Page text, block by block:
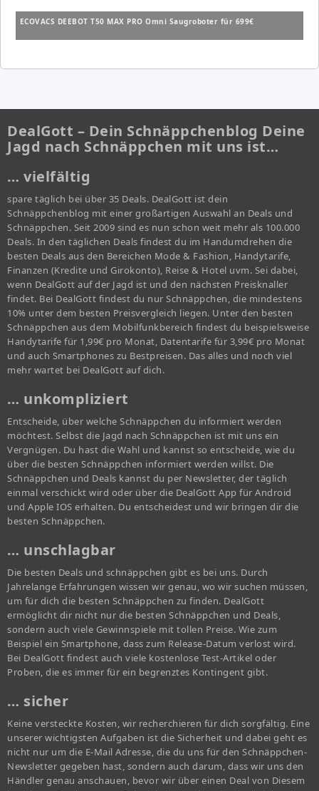
ECOVACS DEEBOT T50 MAX PRO Omni Saugroboter für 699€
DealGott – Dein Schnäppchenblog Deine
Jagd nach Schnäppchen mit uns ist…
… vielfältig
spare täglich bei über 35 Deals. DealGott ist dein
Schnäppchenblog mit einer großartigen Auswahl an Deals und
Schnäppchen. Seit 2009 sind es nun schon weit mehr als 100.000
Deals. In den täglichen Deals findest du im Handumdrehen die
besten Deals aus den Bereichen Mode & Fashion, Handytarife,
Finanzen (Kredite und Girokonto), Reise & Hotel uvm. Sei dabei,
wenn DealGott auf der Jagd ist und den nächsten Preisknaller
findet. Bei DealGott findest du nur Schnäppchen, die mindestens
10% unter dem besten Preisvergleich liegen. Unter den besten
Schnäppchen aus dem Mobilfunkbereich findest du beispielsweise
Handytarife für 1,99€ pro Monat, Datentarife für 3,99€ pro Monat
und auch Smartphones zu Bestpreisen. Das alles und noch viel
mehr wartet bei DealGott auf dich.
… unkompliziert
Entscheide, über welche Schnäppchen du informiert werden
möchtest. Selbst die Jagd nach Schnäppchen ist mit uns ein
Vergnügen. Du hast die Wahl und kannst so entscheide, wie du
über die besten Schnäppchen informiert werden willst. Die
Schnäppchen und Deals kannst du per Newsletter, der täglich
einmal verschickt wird oder über die DealGott App für Android
und Apple IOS erhalten. Du entscheidest und wir bringen dir die
besten Schnäppchen.
… unschlagbar
Die besten Deals und schnäppchen gibt es bei uns. Durch
Jahrelange Erfahrungen wissen wir genau, wo wir suchen müssen,
um für dich die besten Schnäppchen zu finden. DealGott
ermöglicht dir nicht nur die besten Schnäppchen und Deals,
sondern auch viele Gewinnspiele mit tollen Preise. Wie zum
Beispiel ein Smartphone, dass zum Release-Datum verlost wird.
Bei DealGott findest auch viele kostenlose Test-Artikel oder
Proben, die es immer für ein begrenztes Kontingent gibt.
… sicher
Keine versteckte Kosten, wir recherchieren für dich sorgfältig. Eine
unserer wichtigsten Aufgaben ist die Sicherheit und dabei geht es
nicht nur um die E-Mail Adresse, die du uns für den Schnäppchen-
Newsletter gegeben hast, sondern auch darum, dass wir uns den
Händler genau anschauen, bevor wir über einen Deal von Diesem